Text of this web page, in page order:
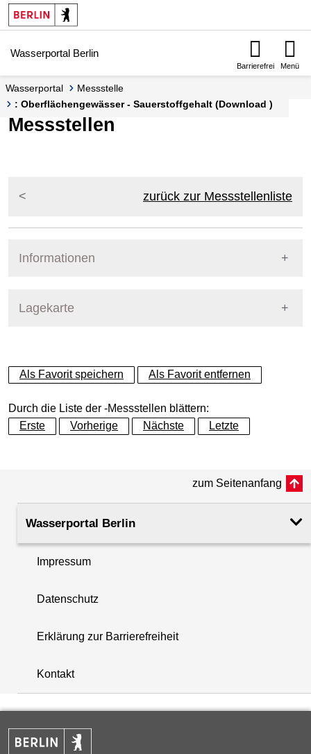
Springe zur Navigation
Springe zum Inhalt
Wasserportal Berlin
Barrierefrei Menü
Wasserportal
Messstelle
: Oberflächengewässer - Sauerstoffgehalt (Download )
Messstellen
zurück zur Messstellenliste
Informationen
Lagekarte
+
−
+
−
Als Favorit speichern Als Favorit entfernen
Durch die Liste der -Messstellen blättern:
Erste
Vorherige Nächste Letzte
zum Seitenanfang
Wasserportal Berlin
Impressum
Datenschutz
Erklärung zur Barrierefreiheit
Kontakt